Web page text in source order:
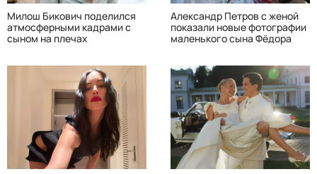
Милош Бикович поделился
атмосферными кадрами с
сыном на плечах
Александр Петров с женой
показали новые фотографии
маленького сына Фёдора